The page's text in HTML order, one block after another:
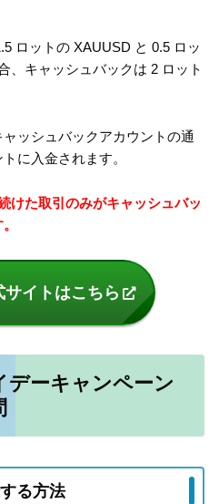
ロットの XAUUSD と 0.5 ロッ
、キャッシュバックは 2 ロット
ッシュバックアカウントの通
に入金されます。
けた取引のみがキャッシュバッ
イトはこちら
デーキャンペーン
る方法